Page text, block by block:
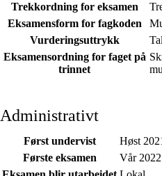
Trekkordning for eksamen
Eksamensform for fagkoden
Vurderingsuttrykk
Eksamensordning for faget på
trinnet
Administrativt
Først undervist
Høst
Første eksamen
Vår 2022